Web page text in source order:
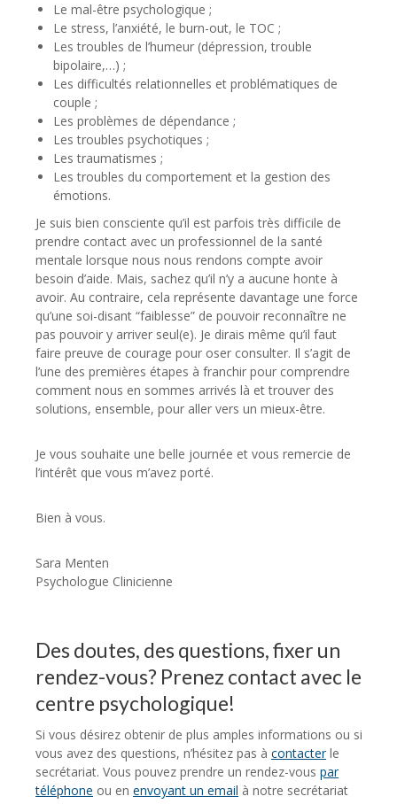
Le mal-être psychologique ;
Le stress, l’anxiété, le burn-out, le TOC ;
Les troubles de l’humeur (dépression, trouble
bipolaire,…) ;
Les difficultés relationnelles et problématiques de
couple ;
Les problèmes de dépendance ;
Les troubles psychotiques ;
Les traumatismes ;
Les troubles du comportement et la gestion des
émotions.
Je suis bien consciente qu’il est parfois très difficile de
prendre contact avec un professionnel de la santé
mentale lorsque nous nous rendons compte avoir
besoin d’aide. Mais, sachez qu’il n’y a aucune honte à
avoir. Au contraire, cela représente davantage une force
qu’une soi-disant “faiblesse” de pouvoir reconnaître ne
pas pouvoir y arriver seul(e). Je dirais même qu’il faut
faire preuve de courage pour oser consulter. Il s’agit de
l’une des premières étapes à franchir pour comprendre
comment nous en sommes arrivés là et trouver des
solutions, ensemble, pour aller vers un mieux-être.
Je vous souhaite une belle journée et vous remercie de
l’intérêt que vous m’avez porté.
Bien à vous.
Sara Menten
Psychologue Clinicienne
Des doutes, des questions, fixer un
rendez-vous? Prenez contact avec le
centre psychologique!
Si vous désirez obtenir de plus amples informations ou si
vous avez des questions, n’hésitez pas à contacterle
secrétariat. Vous pouvez prendre un rendez-vous par
téléphone ou en envoyant un email à notre secrétariat